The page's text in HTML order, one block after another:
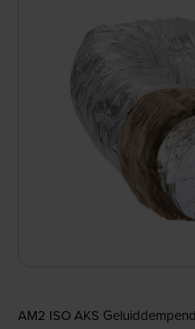
AM2 ISO AKS